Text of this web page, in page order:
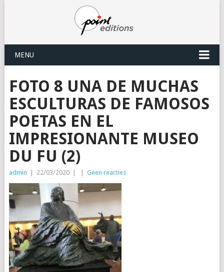
MENU
FOTO 8 UNA DE MUCHAS
ESCULTURAS DE FAMOSOS
POETAS EN EL
IMPRESIONANTE MUSEO
DU FU (2)
admin 22/03/2020 Geen reacties